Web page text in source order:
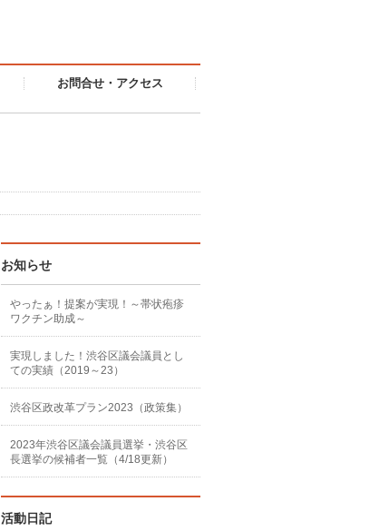
お問合せ・アクセス
お知らせ
やったぁ！提案が実現！～帯状疱疹
ワクチン助成～
実現しました！渋谷区議会議員とし
ての実績（2019～23）
渋谷区政改革プラン2023（政策集）
2023年渋谷区議会議員選挙・渋谷区
長選挙の候補者一覧（4/18更新）
活動日記